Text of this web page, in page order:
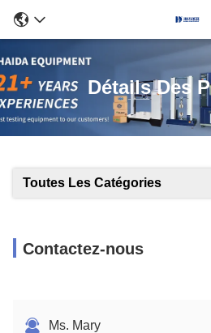
Détails Des
Toutes Les Catégories
Contactez-nous
Ms. Mary